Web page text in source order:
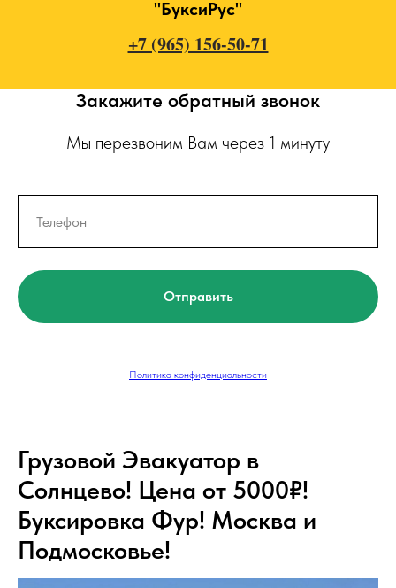
"БуксиРус"
+7 (965) 156-50-71
Закажите обратный звонок
Мы перезвоним Вам через 1 минуту
Отправить
Политика конфиденциальности
Грузовой Эвакуатор в
Солнцево! Цена от 5000₽!
Буксировка Фур! Москва и
Подмосковье!